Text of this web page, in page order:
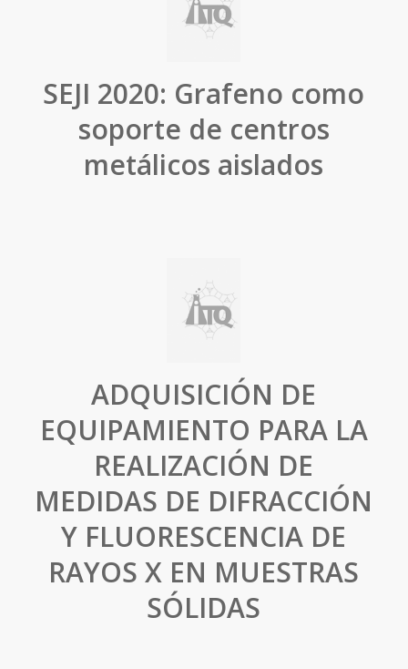
SEJI 2020: Grafeno como
soporte de centros
metálicos aislados
ADQUISICIÓN DE
EQUIPAMIENTO PARA LA
REALIZACIÓN DE
MEDIDAS DE DIFRACCIÓN
Y FLUORESCENCIA DE
RAYOS X EN MUESTRAS
SÓLIDAS